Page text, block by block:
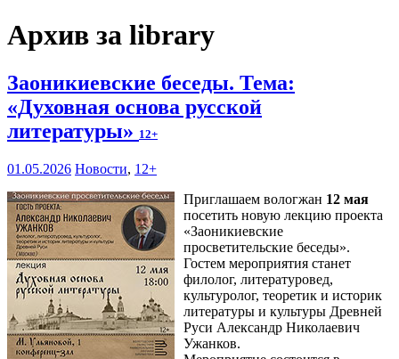
Архив за library
Заоникиевские беседы. Тема:
«Духовная основа русской
литературы» 12+
01.05.2026 Новости, 12+
Приглашаем вологжан 12 мая
посетить новую лекцию проекта
«Заоникиевские
просветительские беседы».
Гостем мероприятия станет
филолог, литературовед,
культуролог, теоретик и историк
литературы и культуры Древней
Руси Александр Николаевич
Ужанков.